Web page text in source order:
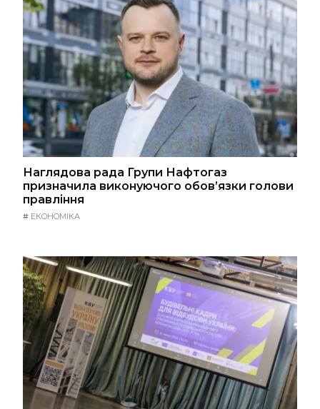
Наглядова рада Групи Нафтогаз
призначила виконуючого обов’язки голови
правління
# ЕКОНОМІКА